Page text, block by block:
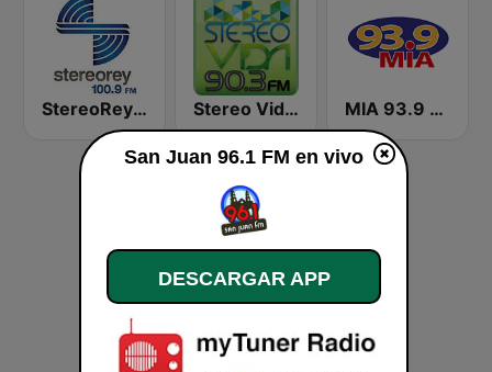
StereoRey 100.9 FM Stereo Vida 90.3 FM MIA 93.9 FM
San Juan 96.1 FM en vivo
DESCARGAR APP